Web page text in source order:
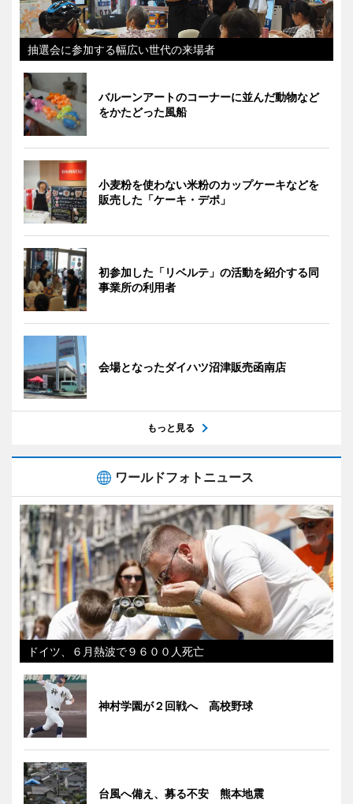
抽選会に参加する幅広い世代の来場者
バルーンアートのコーナーに並んだ動物など
をかたどった風船
小麦粉を使わない米粉のカップケーキなどを
販売した「ケーキ・デポ」
初参加した「リベルテ」の活動を紹介する同
事業所の利用者
会場となったダイハツ沼津販売函南店
もっと見る
ワールドフォトニュース
ドイツ、６月熱波で９６００人死亡
神村学園が２回戦へ 高校野球
台風へ備え、募る不安 熊本地震